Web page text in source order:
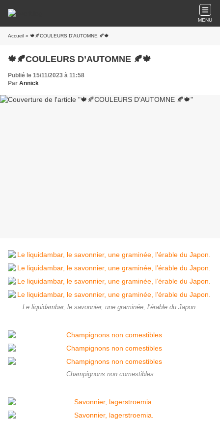
MENU
Accueil » 🍁🍂COULEURS D’AUTOMNE 🍂🍁
🍁🍂COULEURS D’AUTOMNE 🍂🍁
Publié le 15/11/2023 à 11:58
Par Annick
Le liquidambar, le savonnier, une graminée, l’érable du Japon.
Champignons non comestibles